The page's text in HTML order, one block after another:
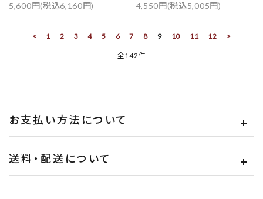
5,600円(税込6,160円)
4,550円(税込5,005円)
< 1 2 3 4 5 6 7 8 9 10 11 12 >
全142件
お支払い方法について
送料・配送について